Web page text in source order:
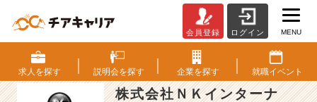
式
会
社
Ｎ
会員登録 ログイン MENU
求人を探す 説明会を探す 企業を探す 就職イベント
株式会社ＮＫインターナ